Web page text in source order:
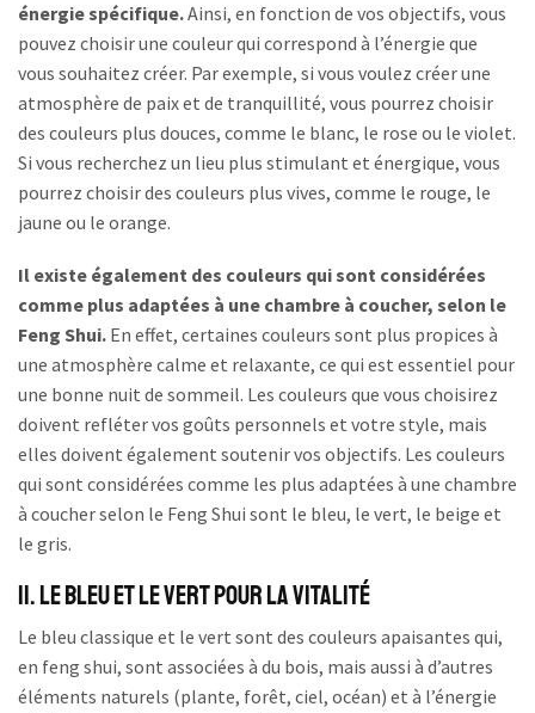
énergie spécifique.Ainsi, en fonction de vos objectifs, vous
pouvez choisir une couleur qui correspond à l’énergie que
vous souhaitez créer. Par exemple, si vous voulez créer une
atmosphère de paix et de tranquillité, vous pourrez choisir
des couleurs plus douces, comme le blanc, le rose ou le violet.
Si vous recherchez un lieu plus stimulant et énergique, vous
pourrez choisir des couleurs plus vives, comme le rouge, le
jaune ou le orange.
Il existe également des couleurs qui sont considérées
comme plus adaptées à une chambre à coucher, selon le
Feng Shui. En effet, certaines couleurs sont plus propices à
une atmosphère calme et relaxante, ce qui est essentiel pour
une bonne nuit de sommeil. Les couleurs que vous choisirez
doivent refléter vos goûts personnels et votre style, mais
elles doivent également soutenir vos objectifs. Les couleurs
qui sont considérées comme les plus adaptées à une chambre
à coucher selon le Feng Shui sont le bleu, le vert, le beige et
le gris.
II. Le bleu et le vert pour la vitalité
Le bleu classique et le vert sont des couleurs apaisantes qui,
en feng shui, sont associées à du bois, mais aussi à d’autres
éléments naturels (plante, forêt, ciel, océan) et à l’énergie